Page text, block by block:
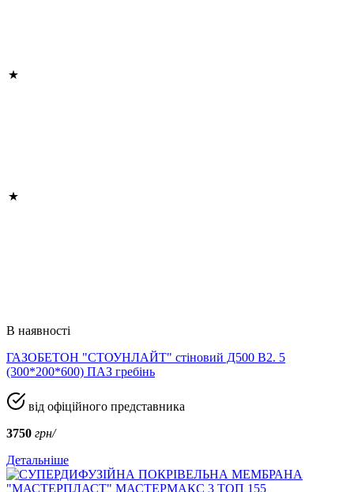
В наявності
ГАЗОБЕТОН "СТОУНЛАЙТ" стіновий Д500 В2. 5
(300*200*600) ПАЗ гребінь
від офіційного представника
3750 грн/
Детальніше